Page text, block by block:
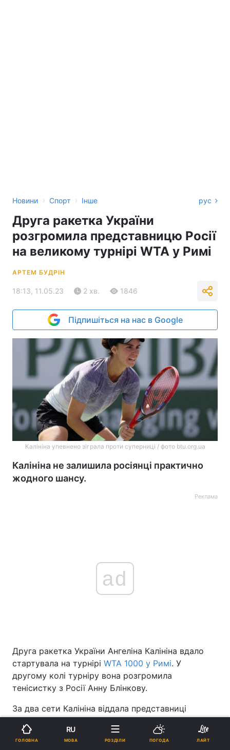
Новини › Спорт › Інше рус
Друга ракетка України
розгромила представницю Росії
на великому турнірі WTA у Римі
АРТЕМ БУДРІН
18:13, 11.05.23 2 хв. 1846
Підпишіться на нас в Google
Калініна упевнено зіграла проти суперниці / фото btu.org.ua
Калініна не залишила росіянці практично
жодного шансу.
Реклама
ad
Друга ракетка України Ангеліна Калініна вдало
стартувала на турнірі WTA 1000 у Римі. У
другому колі турніру вона розгромила
тенісистку з Росії Анну Блінкову.
За два сети Калініна віддала представниці
жодного разу не програла на своїй подачі,
водночас врятувши відразу сім брейкпоінтів.
ГОЛОВНА
RU
МОВА РОЗДІЛИ ПОГОДА ЛАЙТ